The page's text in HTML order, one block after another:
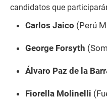
candidatos que
Carlos Jaico (Perú
George Forsyth
Álvaro Paz de la
Fiorella Molinelli